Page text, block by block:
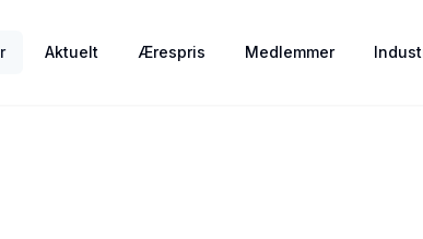
Aktuelt Ærespris Medlemmer